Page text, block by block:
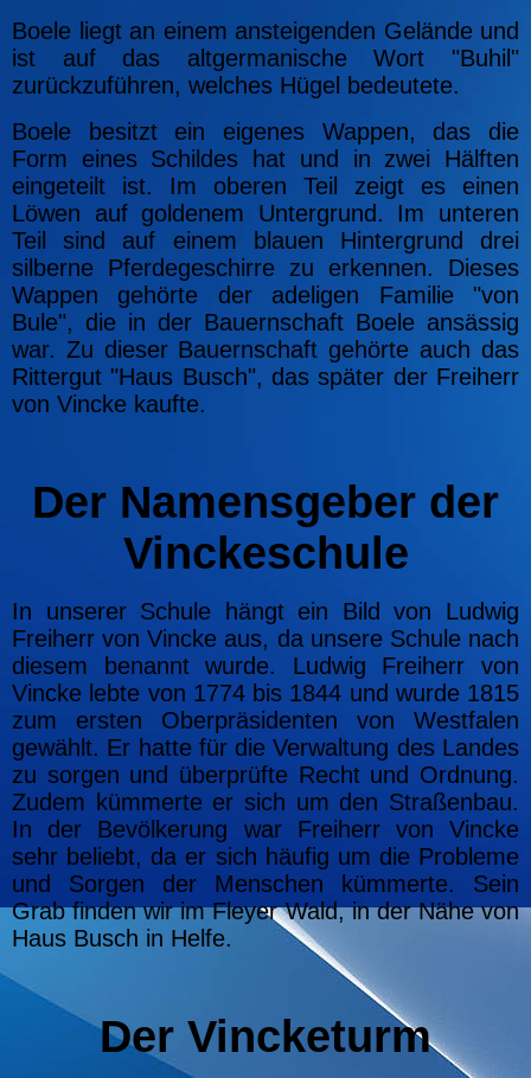
Boele liegt an einem ansteigenden Gelände und
ist auf das altgermanische Wort "Buhil"
zurückzuführen, welches Hügel bedeutete.
Boele besitzt ein eigenes Wappen, das die
Form eines Schildes hat und in zwei Hälften
eingeteilt ist. Im oberen Teil zeigt es einen
Löwen auf goldenem Untergrund. Im unteren
Teil sind auf einem blauen Hintergrund drei
silberne Pferdegeschirre zu erkennen. Dieses
Wappen gehörte der adeligen Familie "von
Bule", die in der Bauernschaft Boele ansässig
war. Zu dieser Bauernschaft gehörte auch das
Rittergut "Haus Busch", das später der Freiherr
von Vincke kaufte.
Der Namensgeber der
Vinckeschule
In unserer Schule hängt ein Bild von Ludwig
Freiherr von Vincke aus, da unsere Schule nach
diesem benannt wurde. Ludwig Freiherr von
Vincke lebte von 1774 bis 1844 und wurde 1815
zum ersten Oberpräsidenten von Westfalen
gewählt. Er hatte für die Verwaltung des Landes
zu sorgen und überprüfte Recht und Ordnung.
Zudem kümmerte er sich um den Straßenbau.
In der Bevölkerung war Freiherr von Vincke
sehr beliebt, da er sich häufig um die Probleme
und Sorgen der Menschen kümmerte. Sein
Grab finden wir im Fleyer Wald, in der Nähe von
Haus Busch in Helfe.
Der Vincketurm